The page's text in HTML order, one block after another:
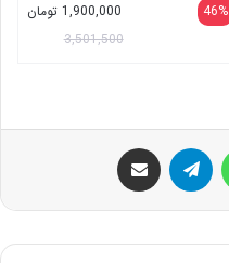
46%
1,900,000 تومان
3,501,500
تلگرام